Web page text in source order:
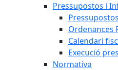
Pressupostos i
Ordenances
Calendari
Execució
Normativa